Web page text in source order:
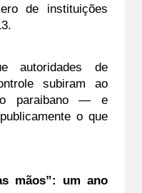
de instituições
autoridades de
subiram ao
paraibano — e
o que
mãos”: um ano